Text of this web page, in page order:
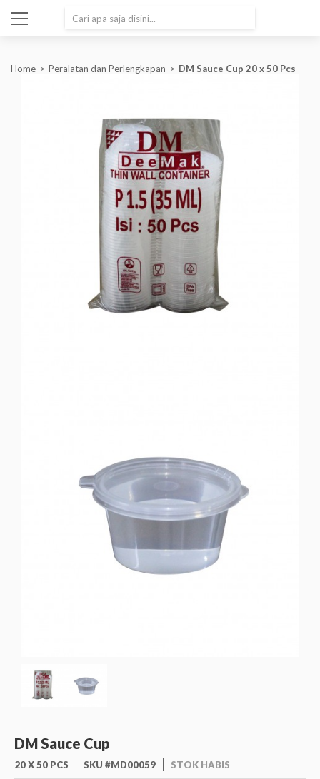
Home Peralatan dan Perlengkapan DM Sauce Cup 20 x 50 Pcs
DM Sauce Cup
20 X 50 PCS SKU #MD00059 STOK HABIS